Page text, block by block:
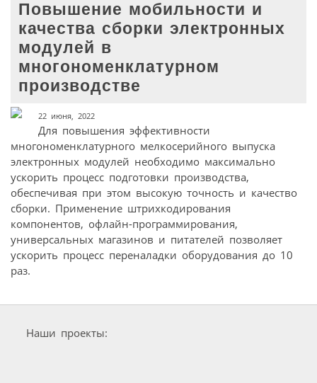
Повышение мобильности и
качества сборки электронных
модулей в
многономенклатурном
производстве
22 июня, 2022
Для повышения эффективности
многономенклатурного мелкосерийного выпуска
электронных модулей необходимо максимально
ускорить процесс подготовки производства,
обеспечивая при этом высокую точность и качество
сборки. Применение штрихкодирования
компонентов, офлайн-программирования,
универсальных магазинов и питателей позволяет
ускорить процесс переналадки оборудования до 10
раз.
Наши проекты: